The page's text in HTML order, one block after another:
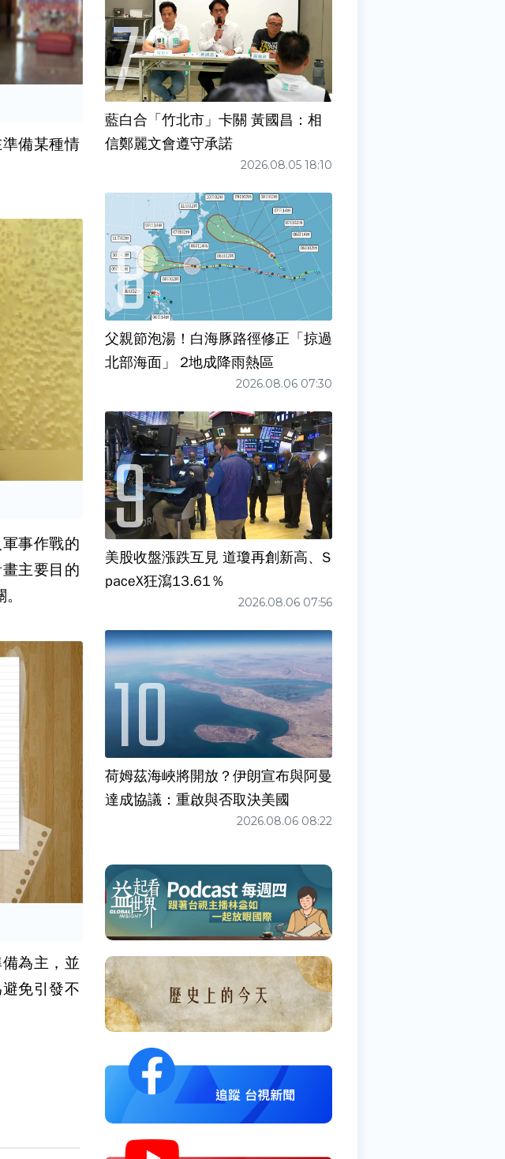
備某種情
事作戰的
主要目的
為主，並
免引發不
藍白合「竹北市」卡關 黃國昌：相
信鄭麗文會遵守承諾
2026.08.05 18:10
父親節泡湯！白海豚路徑修正「掠過
北部海面」 2地成降雨熱區
2026.08.06 07:30
美股收盤漲跌互見 道瓊再創新高、S
paceX狂瀉13.61％
2026.08.06 07:56
荷姆茲海峽將開放？伊朗宣布與阿曼
達成協議：重啟與否取決美國
2026.08.06 08:22